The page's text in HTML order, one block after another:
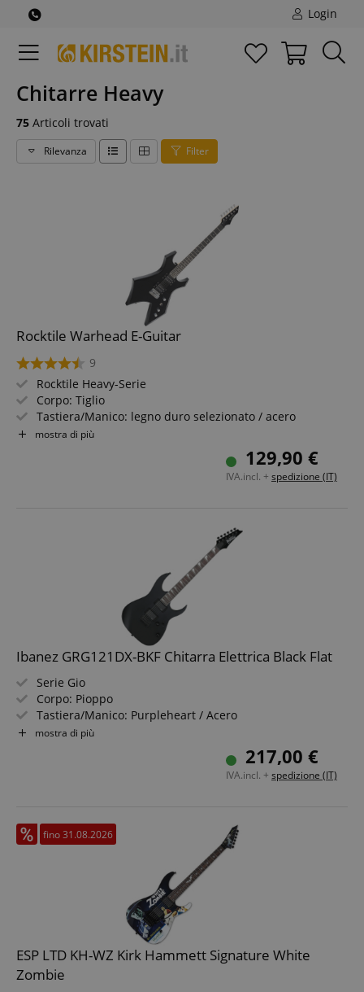
Login
Chitarre Heavy
75 Articoli trovati
Rilevanza Filter
Rocktile Warhead E-Guitar
9
Rocktile Heavy-Serie
Corpo: Tiglio
Tastiera/Manico: legno duro selezionato / acero
Pickup: 2x Humbucker (HH)
Inclusi cavo per chitarra, leva vibrato e chiave a brugola
mostra di più
129,90 €
IVA.incl. + spedizione (IT)
Ibanez GRG121DX-BKF Chitarra Elettrica Black Flat
Serie Gio
Corpo: Pioppo
Tastiera/Manico: Purpleheart / Acero
Pickup: 2x IBZ-6 humbucker (HH)
mostra di più
217,00 €
IVA.incl. + spedizione (IT)
fino 31.08.2026
ESP LTD KH-WZ Kirk Hammett Signature White
Zombie